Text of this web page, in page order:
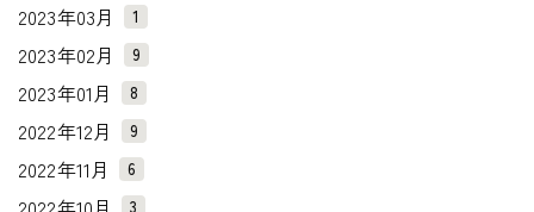
2023年03月 1
2023年02月 9
2023年01月 8
2022年12月 9
2022年11月 6
3